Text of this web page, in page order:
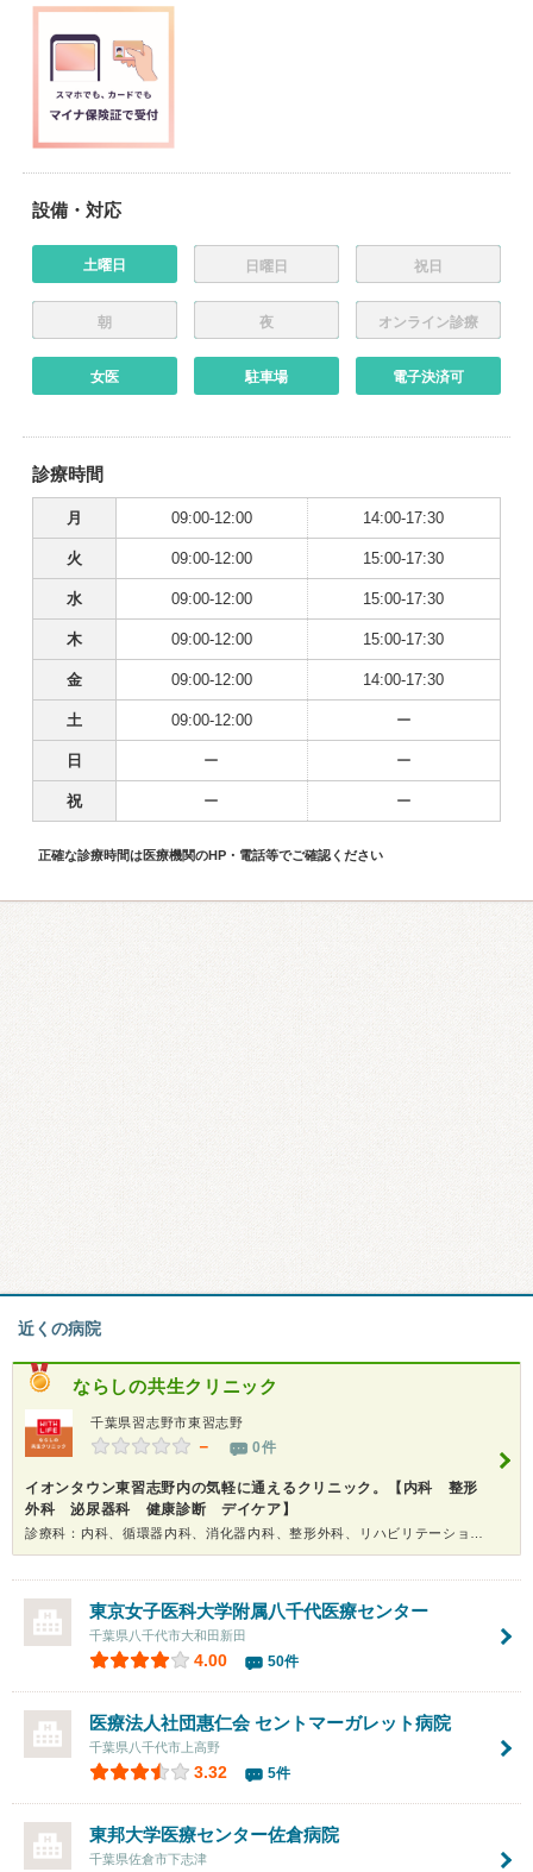
設備・対応
土曜日 日曜日 祝日
朝 夜 オンライン診療
女医 駐車場 電子決済可
診療時間
月 09:00-12:00 14:00-17:30
火 09:00-12:00 15:00-17:30
水 09:00-12:00 15:00-17:30
木 09:00-12:00 15:00-17:30
金 09:00-12:00 14:00-17:30
土 09:00-12:00 ー
日 ー ー
祝 ー ー
正確な診療時間は医療機関のHP・電話等でご確認ください
近くの病院
ならしの共生クリニック
千葉県習志野市東習志野
－ 0件
イオンタウン東習志野内の気軽に通えるクリニック。【内科 整形
外科 泌尿器科 健康診断 デイケア】
東京女子医科大学附属八千代医療センター
千葉県八千代市大和田新田
4.00 50件
医療法人社団惠仁会 セントマーガレット病院
千葉県八千代市上高野
3.32 5件
東邦大学医療センター佐倉病院
千葉県佐倉市下志津